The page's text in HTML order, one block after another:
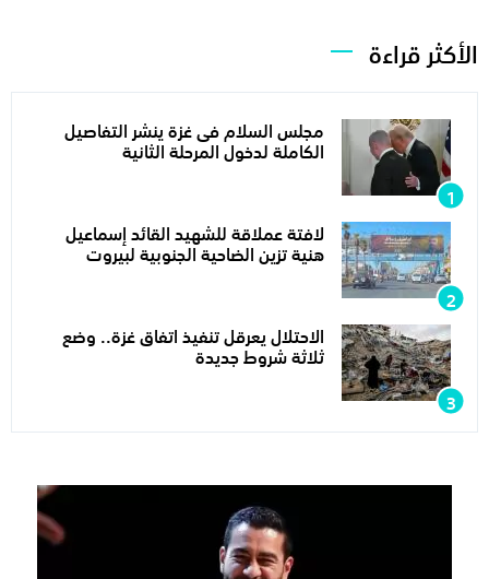
الأكثر قراءة
مجلس السلام فى غزة ينشر التفاصيل
الكاملة لدخول المرحلة الثانية
لافتة عملاقة للشهيد القائد إسماعيل
هنية تزين الضاحية الجنوبية لبيروت
الاحتلال يعرقل تنفيذ اتفاق غزة.. وضع
ثلاثة شروط جديدة